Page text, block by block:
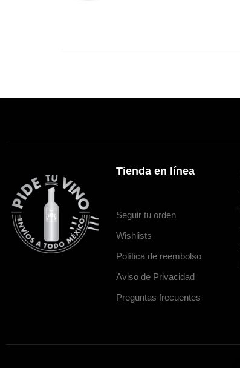
Tienda en línea
Seguir tu orden
Wishlists
Política de reembolso
Aviso de Privacidad
Preguntas frecuentes